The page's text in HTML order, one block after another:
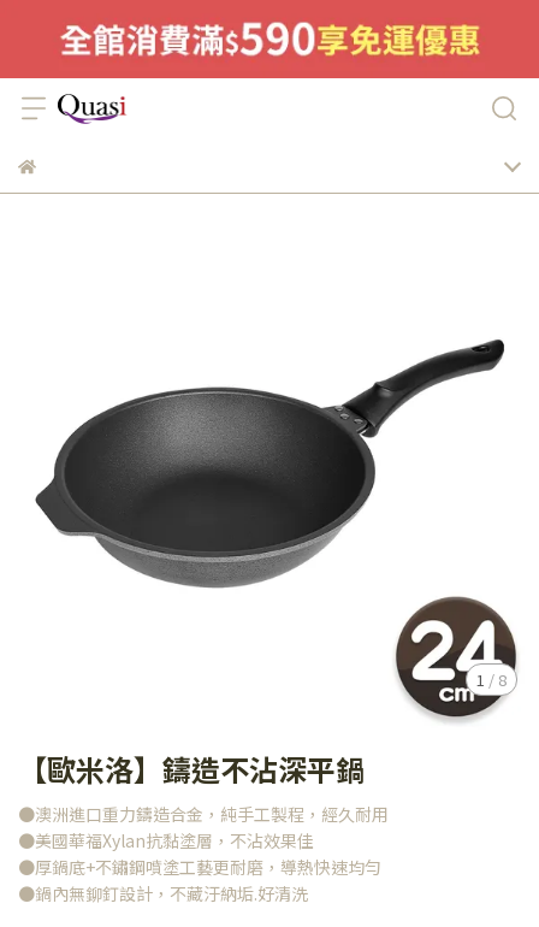
1 / 8
【歐米洛】鑄造不沾深平鍋
●澳洲進口重力鑄造合金，純手工製程，經久耐用
●美國華福Xylan抗黏塗層，不沾效果佳
●厚鍋底+不鏽鋼噴塗工藝更耐磨，導熱快速均勻
●鍋內無鉚釘設計，不藏汙納垢.好清洗